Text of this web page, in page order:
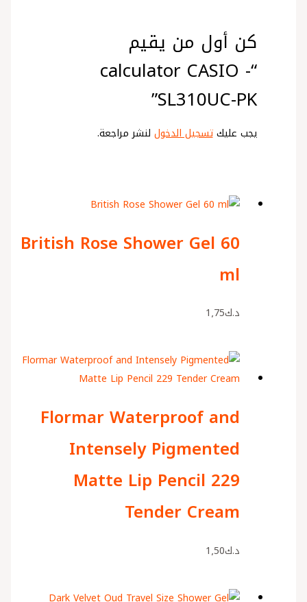
كن أول من يقيم
“calculator CASIO -
SL310UC-PK”
يجب عليكتسجيل الدخول لنشر مراجعة.
British Rose Shower Gel 60
ml
د.ك1٫75
Flormar Waterproof and
Intensely Pigmented
Matte Lip Pencil 229
Tender Cream
د.ك1٫50